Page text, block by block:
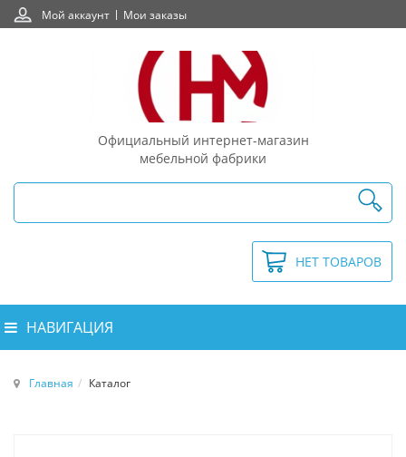
Мой аккаунт Мои заказы
Официальный интернет-магазин
мебельной фабрики
НЕТ ТОВАРОВ
НАВИГАЦИЯ
Главная Каталог